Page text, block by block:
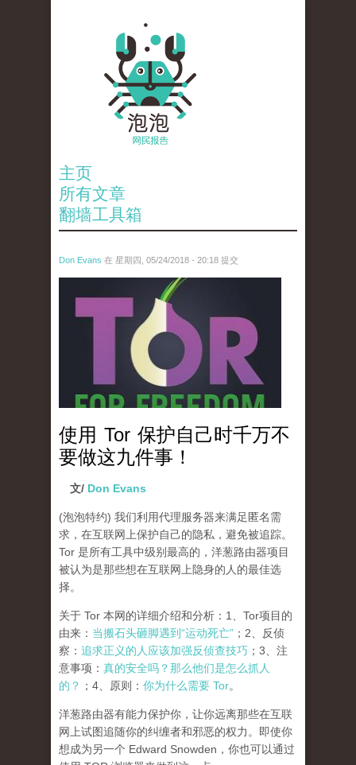
主页
所有文章
翻墙工具箱
Don Evans 在 星期四, 05/24/2018 - 20:18 提交
wechatimg1098.jpeg
使用 Tor 保护自己时千万不
要做这九件事！
文/ Don Evans
(泡泡特约) 我们利用代理服务器来满足匿名需
求，在互联网上保护自己的隐私，避免被追踪。
Tor 是所有工具中级别最高的，洋葱路由器项目
被认为是那些想在互联网上隐身的人的最佳选
择。
关于 Tor 本网的详细介绍和分析：1、Tor项目的
由来： 当搬石头砸脚遇到“运动死亡” ；2、反侦
察： 追求正义的人应该加强反侦查技巧 ；3、注
意事项： 真的安全吗？那么他们是怎么抓人
的？ ；4、原则： 你为什么需要 Tor。
洋葱路由器有能力保护你，让你远离那些在互联
网上试图追随你的纠缠者和邪恶的权力。即使你
想成为另一个 Edward Snowden，你也可以通过